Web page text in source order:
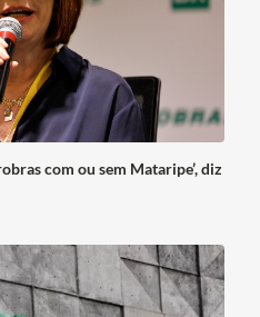
com ou sem Mataripe’, diz